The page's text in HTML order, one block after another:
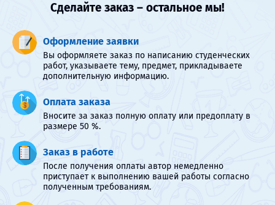
Сделайте заказ – остальное мы!
Оформление заявки
Вы оформляете заказ по написанию студенческих
работ, указываете тему, предмет, прикладываете
дополнительную информацию.
Оплата заказа
Вносите за заказ полную оплату или предоплату в
размере 50 %.
Заказ в работе
После получения оплаты автор немедленно
приступает к выполнению вашей работы согласно
полученным требованиям.